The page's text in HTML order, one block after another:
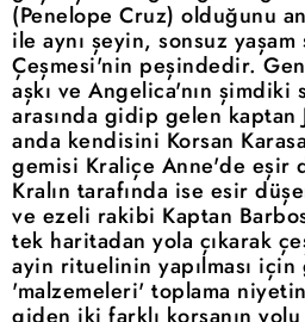
(Penelope Cruz) olduğunu
ile aynı şeyin, sonsuz
Çeşmesi'nin peşindedir.
aşkı ve Angelica'nın şimdiki
arasında gidip gelen kaptan
anda kendisini Korsan
gemisi Kraliçe Anne'de eşir
Kralın tarafında ise esir
ve ezeli rakibi Kaptan
tek haritadan yola çıkarak
ayin rituelinin yapılması
'malzemeleri' toplama
giden iki farklı korsanın